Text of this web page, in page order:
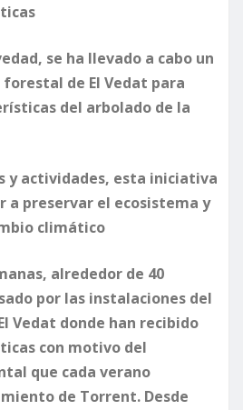
se ha llevado a cabo un
de El Vedat para
del arbolado de la
y actividades, esta iniciativa
preservar el ecosistema y
climático
alrededor de 40
por las instalaciones del
Vedat donde han recibido
con motivo del
que cada verano
de Torrent. Desde